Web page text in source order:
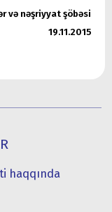
və nəşriyyat şöbəsi
19.11.2015
haqqında